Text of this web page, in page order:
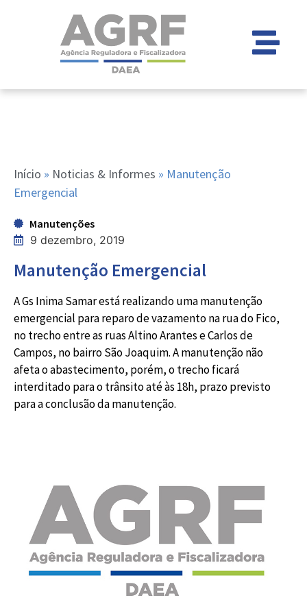
Início » Noticias & Informes » Manutenção
Emergencial
Manutenções
9 dezembro, 2019
Manutenção Emergencial
A Gs Inima Samar está realizando uma manutenção
emergencial para reparo de vazamento na rua do Fico,
no trecho entre as ruas Altino Arantes e Carlos de
Campos, no bairro São Joaquim. A manutenção não
afeta o abastecimento, porém, o trecho ficará
interditado para o trânsito até às 18h, prazo previsto
para a conclusão da manutenção.